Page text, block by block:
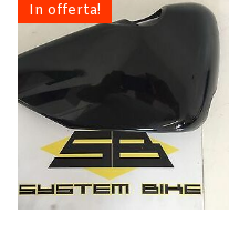
In offerta!